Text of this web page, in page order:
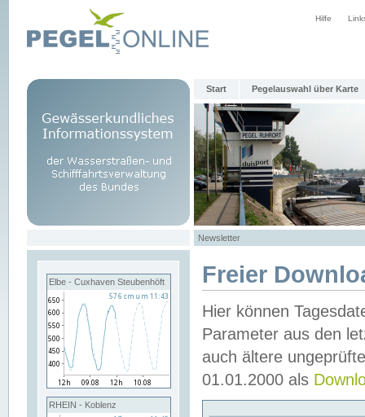
Hilfe
Start Pegelauswahl über Karte
Newsletter
Elbe - Cuxhaven Steubenhöft
RHEIN - Koblenz
Freier
Hier können
Parameter aus den
auch ältere
01.01.2000 als